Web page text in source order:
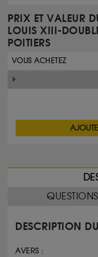
PRIX ET VALEUR
LOUIS XIII-
POITIERS
VOUS ACHETEZ
DESCRIPTION
AVERS :